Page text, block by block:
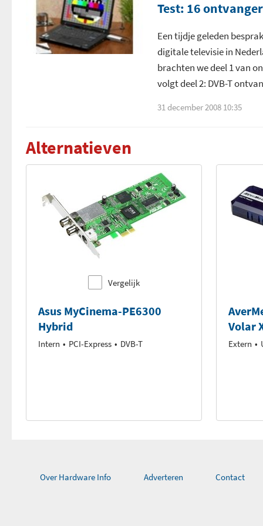
Optioneel Common Interface slot
Ingebouwde CA module
Afstandsbediening meegeleverd
Aantal knoppen afstandsbediening
Composiet ingang
Geschikt voor MPEG2 HD zenders
Gecodeerde zenders in Media Center
EPG - Internet
Teletekst
Snelscan profielen beschikbaar
Mogelijkheid om MPEG2 decoder te kiezen
Mogelijkheid om H.264 decoder te kiezen
Directe digitale opname - .MPG
Directe digitale opname - .TS
Opnemen als AVI met codec naar keuze
Opnemen als DivX
Opnemen als WMV
Opnemen als MP4
DVD-authoring
Test: 16
Een tijdje geleden
digitale televisie in
brachten we deel 1 van
volgt deel 2: DVB-T
31 december 2008 10:35
Alternatieven
Vergelijk
Asus MyCinema-PE6300
Hybrid
Intern PCI-Express DVB-T
Volar
Extern
Over Hardware Info Adverteren Contact